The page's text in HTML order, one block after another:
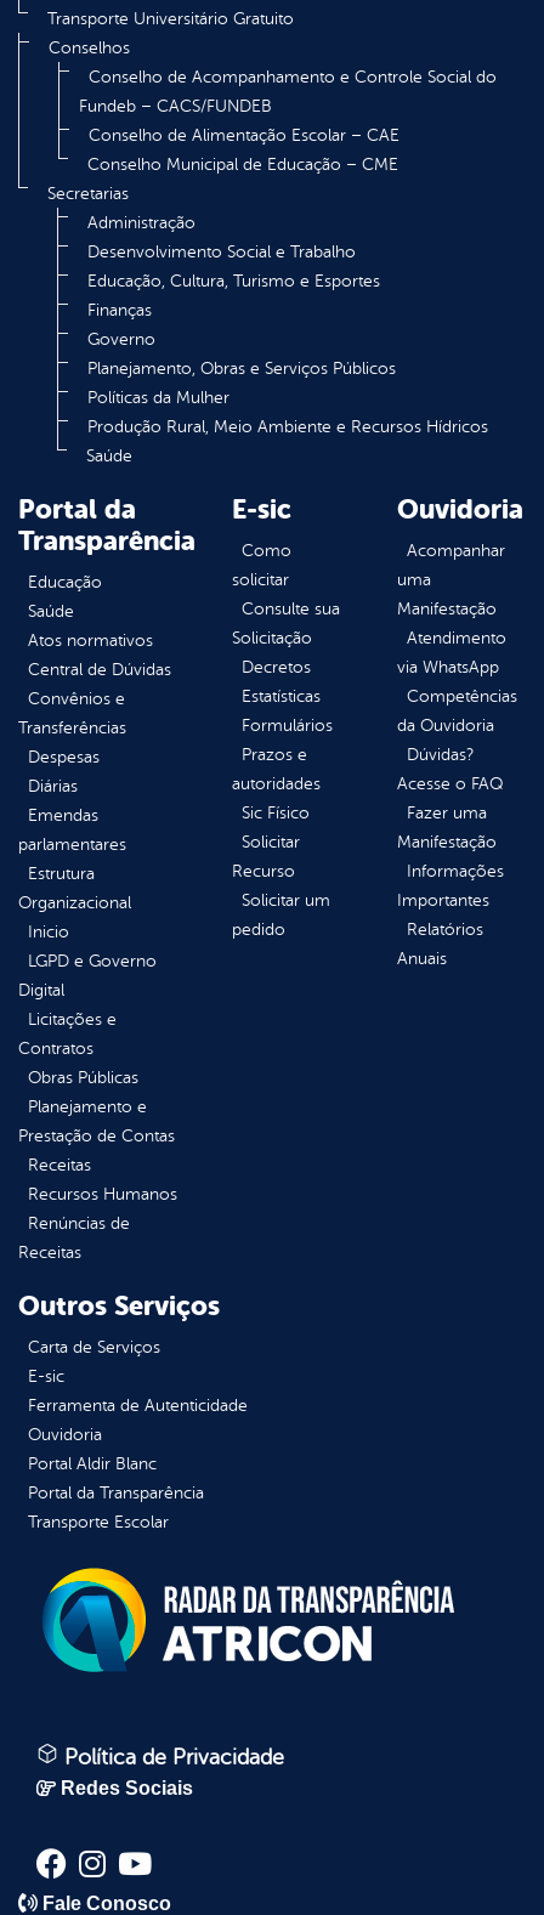
Transporte Universitário Gratuito
Conselhos
Conselho de Acompanhamento e Controle Social do
Fundeb – CACS/FUNDEB
Conselho de Alimentação Escolar – CAE
Conselho Municipal de Educação – CME
Secretarias
Administração
Desenvolvimento Social e Trabalho
Educação, Cultura, Turismo e Esportes
Finanças
Governo
Planejamento, Obras e Serviços Públicos
Políticas da Mulher
Produção Rural, Meio Ambiente e Recursos Hídricos
Saúde
Portal da
Transparência
Educação
Saúde
Atos normativos
Central de Dúvidas
Convênios e
Transferências
Despesas
Diárias
Emendas
parlamentares
Estrutura
Organizacional
Inicio
LGPD e Governo
Digital
Licitações e
Contratos
Obras Públicas
Planejamento e
Prestação de Contas
Receitas
Recursos Humanos
Renúncias de
Receitas
E-sic
Como
solicitar
Consulte sua
Solicitação
Decretos
Estatísticas
Formulários
Prazos e
autoridades
Sic Físico
Solicitar
Recurso
Solicitar um
pedido
Ouvidoria
Acompanhar
uma
Manifestação
Atendimento
via WhatsApp
Competências
da Ouvidoria
Dúvidas?
Acesse o FAQ
Fazer uma
Manifestação
Informações
Importantes
Relatórios
Anuais
Outros Serviços
Carta de Serviços
E-sic
Ferramenta de Autenticidade
Ouvidoria
Portal Aldir Blanc
Portal da Transparência
Transporte Escolar
Política de Privacidade
Redes Sociais
Fale Conosco